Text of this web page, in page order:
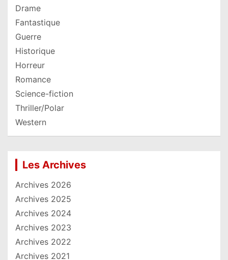
Drame
Fantastique
Guerre
Historique
Horreur
Romance
Science-fiction
Thriller/Polar
Western
Les Archives
Archives 2026
Archives 2025
Archives 2024
Archives 2023
Archives 2022
Archives 2021